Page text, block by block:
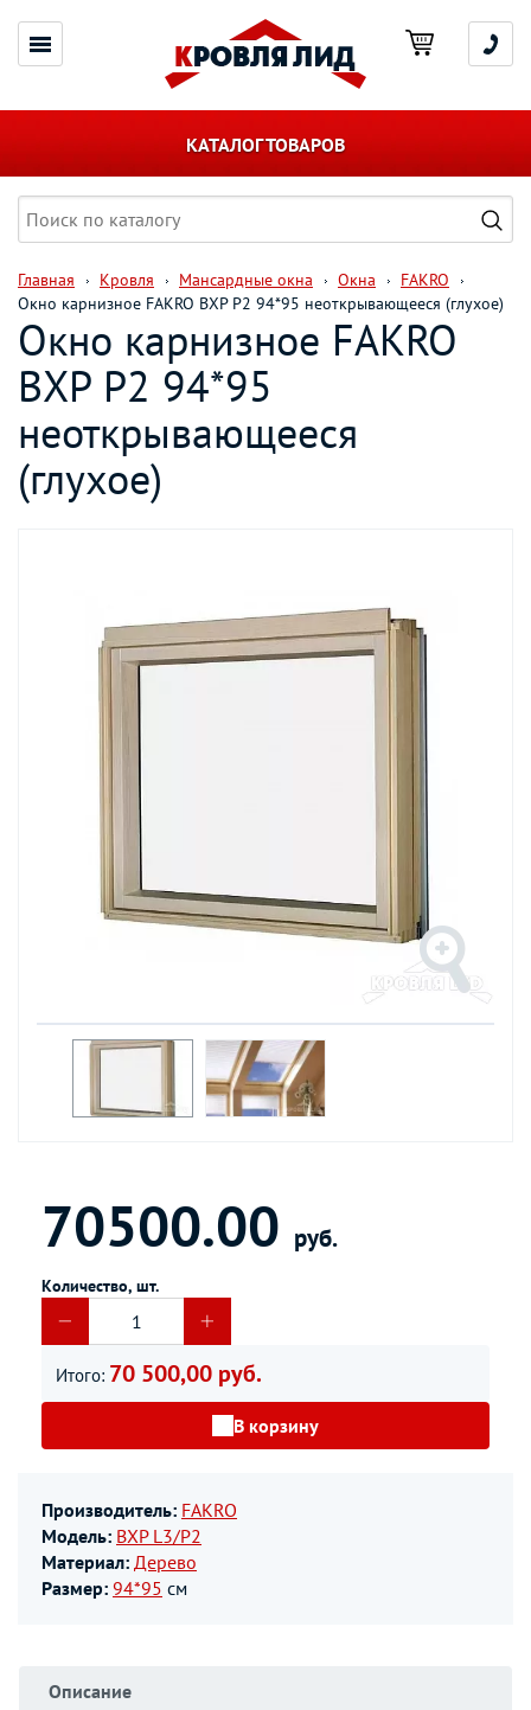
КАТАЛОГ ТОВАРОВ
Главная Кровля Мансардные окна Окна
FAKRO
Окно карнизное FAKRO BXP P2 94*95 неоткрывающееся (глухое)
Окно карнизное FAKRO
BXP P2 94*95
неоткрывающееся
(глухое)
70500.00 руб.
Количество, шт.
Итого: 70 500,00 руб.
В корзину
Производитель: FAKRO
Модель: BXP L3/P2
Материал: Дерево
Размер: 94*95 см
Описание